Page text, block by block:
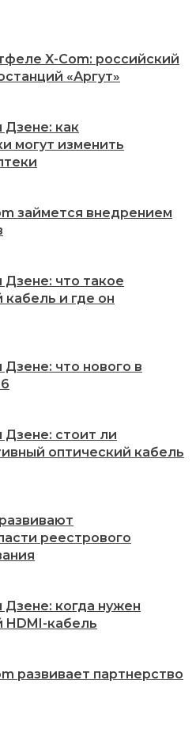
X-Com: российский
«Аргут»
Дзене: как
могут изменить
займется внедрением
Дзене: что такое
и где он
что нового в
Дзене: стоит ли
оптический кабель
реестрового
Дзене: когда нужен
HDMI-кабель
развивает партнерство